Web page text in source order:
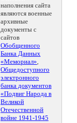
наполнения сайта
являются военные
архивные
документы с
сайтов
Обобщенного
Банка Данных
«Мемориал»,
Общедоступного
электронного
банка документов
«Подвиг Народа в
Великой
Отечественной
войне 1941-1945